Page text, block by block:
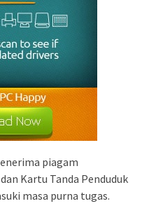
piagam
Kartu Tanda Penduduk
masa purna tugas.